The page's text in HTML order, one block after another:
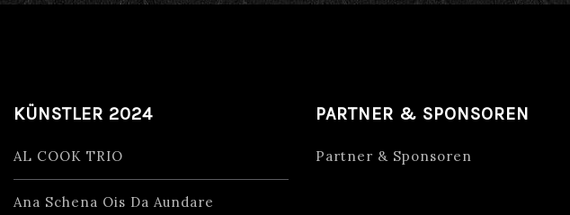
KÜNSTLER 2024
AL COOK TRIO
Ana Schena Ois Da Aundare
PARTNER & SPONSOREN
Partner & Sponsoren